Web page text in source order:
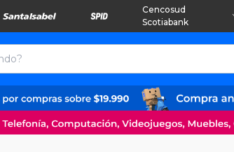
Cencosud
Scotiabank